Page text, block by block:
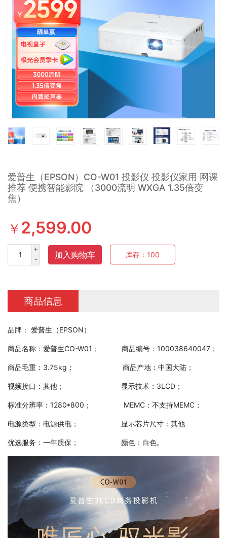
爱普生（EPSON）CO-W01 投影仪 投影仪家用 网课
推荐 便携智能影院 （3000流明 WXGA 1.35倍变
焦）
￥ 2,599.00
+
-
加入购物车 库存： 100
商品信息
品牌： 爱普生（EPSON）
商品名称：爱普生CO-W01； 商品编号：100038640047；
商品毛重：3.75kg； 商品产地：中国大陆；
视频接口：其他； 显示技术：3LCD；
标准分辨率：1280*800； MEMC：不支持MEMC；
电源类型：电源供电； 显示芯片尺寸：其他
优选服务：一年质保； 颜色：白色。